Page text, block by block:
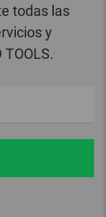
todas las
y